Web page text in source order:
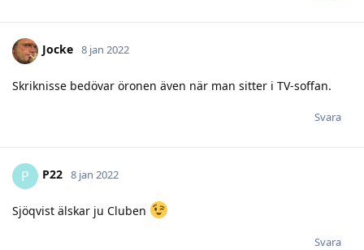
Jocke 8 jan 2022
Skriknisse bedövar öronen även när man sitter i TV-soffan.
Svara
P P22 8 jan 2022
Sjöqvist älskar ju Cluben
Svara